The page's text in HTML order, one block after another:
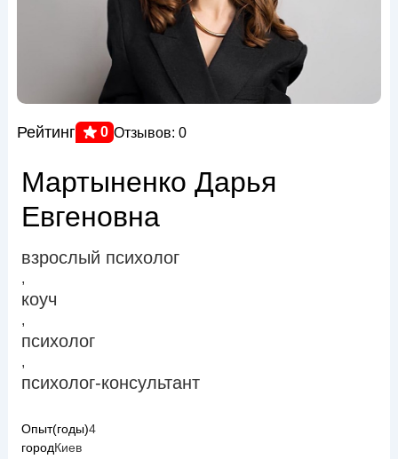
Рейтинг 0 Отзывов: 0
Мартыненко Дарья
Евгеновна
взрослый психолог
,
коуч
,
психолог
,
психолог-консультант
Опыт(годы)4
городКиев